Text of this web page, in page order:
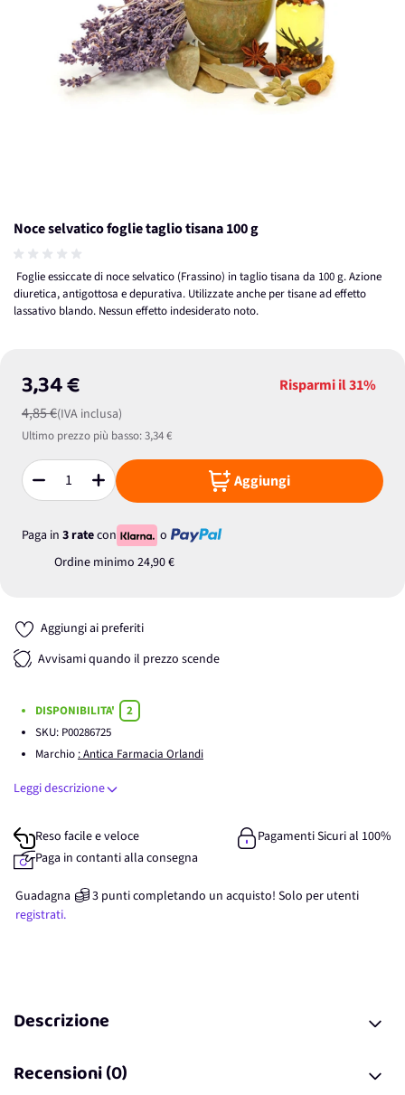
Noce selvatico foglie taglio tisana 100 g
Foglie essiccate di noce selvatico (Frassino) in taglio tisana da 100 g. Azione
diuretica, antigottosa e depurativa. Utilizzate anche per tisane ad effetto
lassativo blando. Nessun effetto indesiderato noto.
3,34 €
4,85 €(IVA inclusa)
Risparmi il31%
Ultimo prezzo più basso:3,34 €
Quantità Aggiungi
Paga in 3 ratecon
o
Ordine minimo 24,90 €
Aggiungi ai preferiti
Avvisami quando il prezzo scende
DISPONIBILITA'
2
SKU: P00286725
Marchio : Antica Farmacia Orlandi
Leggi descrizione
Reso facile e veloce
Pagamenti Sicuri al 100%
Paga in contanti alla consegna
Guadagna 3 punticompletando un acquisto! Solo per utenti
registrati.
Descrizione
Recensioni (0)